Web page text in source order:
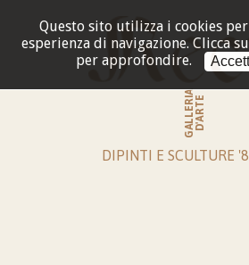
Questo sito utilizza i cookies
esperienza di navigazione. Clicca su
per approfondire.
GALLERIAD'ARTE
DIPINTI E SCULTURE